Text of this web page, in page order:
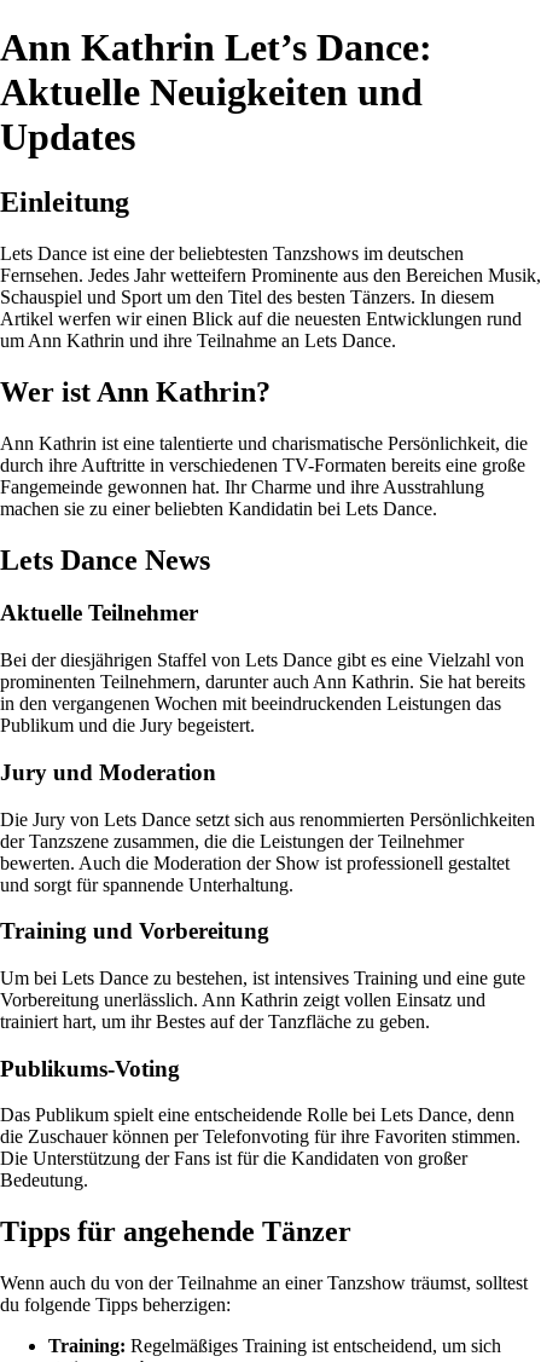
Ann Kathrin Let’s Dance:
Aktuelle Neuigkeiten und
Updates
Einleitung
Lets Dance ist eine der beliebtesten Tanzshows im deutschen
Fernsehen. Jedes Jahr wetteifern Prominente aus den Bereichen Musik,
Schauspiel und Sport um den Titel des besten Tänzers. In diesem
Artikel werfen wir einen Blick auf die neuesten Entwicklungen rund
um Ann Kathrin und ihre Teilnahme an Lets Dance.
Wer ist Ann Kathrin?
Ann Kathrin ist eine talentierte und charismatische Persönlichkeit, die
durch ihre Auftritte in verschiedenen TV-Formaten bereits eine große
Fangemeinde gewonnen hat. Ihr Charme und ihre Ausstrahlung
machen sie zu einer beliebten Kandidatin bei Lets Dance.
Lets Dance News
Aktuelle Teilnehmer
Bei der diesjährigen Staffel von Lets Dance gibt es eine Vielzahl von
prominenten Teilnehmern, darunter auch Ann Kathrin. Sie hat bereits
in den vergangenen Wochen mit beeindruckenden Leistungen das
Publikum und die Jury begeistert.
Jury und Moderation
Die Jury von Lets Dance setzt sich aus renommierten Persönlichkeiten
der Tanzszene zusammen, die die Leistungen der Teilnehmer
bewerten. Auch die Moderation der Show ist professionell gestaltet
und sorgt für spannende Unterhaltung.
Training und Vorbereitung
Um bei Lets Dance zu bestehen, ist intensives Training und eine gute
Vorbereitung unerlässlich. Ann Kathrin zeigt vollen Einsatz und
trainiert hart, um ihr Bestes auf der Tanzfläche zu geben.
Publikums-Voting
Das Publikum spielt eine entscheidende Rolle bei Lets Dance, denn
die Zuschauer können per Telefonvoting für ihre Favoriten stimmen.
Die Unterstützung der Fans ist für die Kandidaten von großer
Bedeutung.
Tipps für angehende Tänzer
Wenn auch du von der Teilnahme an einer Tanzshow träumst, solltest
du folgende Tipps beherzigen:
Training: Regelmäßiges Training ist entscheidend, um sich